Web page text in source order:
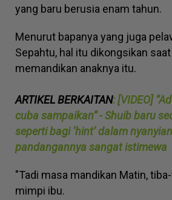
yang baru berusia enam tahun.
Menurut bapanya yang juga
Sepahtu, hal itu dikongsikan
memandikan anaknya itu.
ARTIKEL BERKAITAN: [VIDEO]
cuba sampaikan” - Shuib baru
seperti bagi ‘hint’ dalam
pandangannya sangat istimewa
"Tadi masa mandikan Matin,
mimpi ibu.